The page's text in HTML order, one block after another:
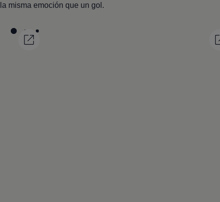
la misma emoción que un gol.